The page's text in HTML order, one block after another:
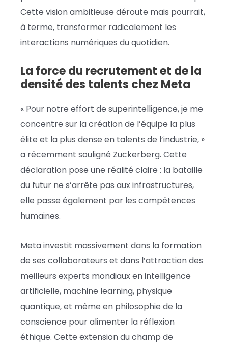
Cette vision ambitieuse déroute mais pourrait,
à terme, transformer radicalement les
interactions numériques du quotidien.
La force du recrutement et de la
densité des talents chez Meta
« Pour notre effort de superintelligence, je me
concentre sur la création de l’équipe la plus
élite et la plus dense en talents de l’industrie, »
a récemment souligné Zuckerberg. Cette
déclaration pose une réalité claire : la bataille
du futur ne s’arrête pas aux infrastructures,
elle passe également par les compétences
humaines.
Meta investit massivement dans la formation
de ses collaborateurs et dans l’attraction des
meilleurs experts mondiaux en intelligence
artificielle, machine learning, physique
quantique, et même en philosophie de la
conscience pour alimenter la réflexion
éthique. Cette extension du champ de